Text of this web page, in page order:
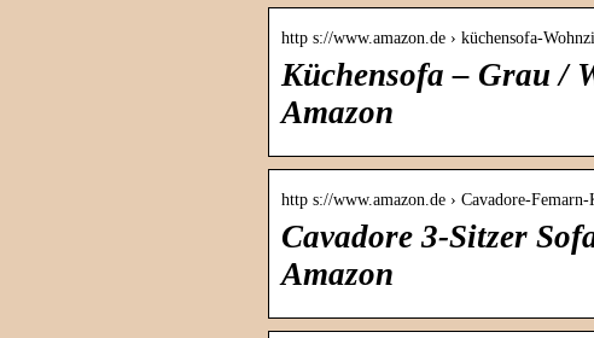
http s://www.amazon.de › küchensofa-
Küchensofa – Grau /
Amazon
http s://www.amazon.de › Cavadore-
Cavadore 3-Sitzer
Amazon